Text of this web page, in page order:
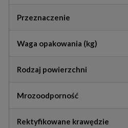
Przeznaczenie
Waga opakowania (kg)
Rodzaj powierzchni
Mrozoodporność
Rektyfikowane krawędzie